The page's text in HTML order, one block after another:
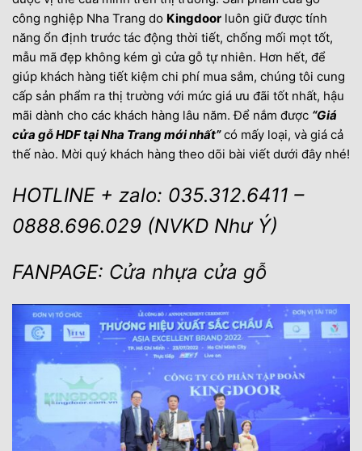
công nghiệp Nha Trang do Kingdoor luôn giữ được tính
năng ổn định trước tác động thời tiết, chống mối mọt tốt,
mẫu mã đẹp không kém gì cửa gỗ tự nhiên. Hơn hết, để
giúp khách hàng tiết kiệm chi phí mua sắm, chúng tôi cung
cấp sản phẩm ra thị trường với mức giá ưu đãi tốt nhất, hậu
mãi dành cho các khách hàng lâu năm. Để nắm được “Giá
cửa gỗ HDF tại Nha Trang mới nhất”có mấy loại, và giá cả
thế nào. Mời quý khách hàng theo dõi bài viết dưới đây nhé!
HOTLINE + zalo: 035.312.6411 –
0888.696.029 (NVKD Như Ý)
FANPAGE: Cửa nhựa cửa gỗ